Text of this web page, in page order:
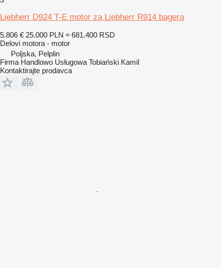
Liebherr D924 T-E motor za Liebherr R914 bagera
5.806 € 25.000 PLN ≈ 681.400 RSD
Delovi motora - motor
Poljska, Pelplin
Firma Handlowo Usługowa Tobiański Kamil
Kontaktirajte prodavca